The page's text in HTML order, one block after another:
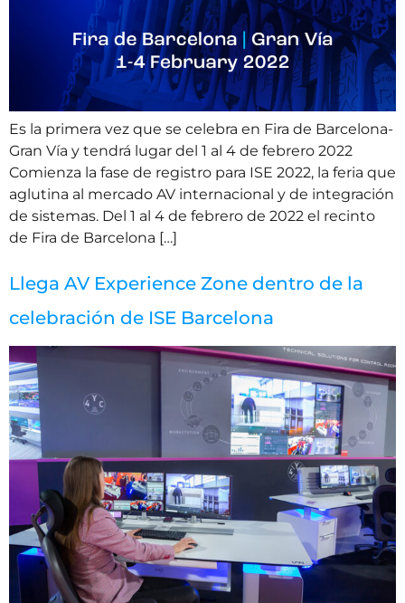
Es la primera vez que se celebra en Fira de Barcelona-
Gran Vía y tendrá lugar del 1 al 4 de febrero 2022
Comienza la fase de registro para ISE 2022, la feria que
aglutina al mercado AV internacional y de integración
de sistemas. Del 1 al 4 de febrero de 2022 el recinto
de Fira de Barcelona […]
Llega AV Experience Zone dentro de la
celebración de ISE Barcelona